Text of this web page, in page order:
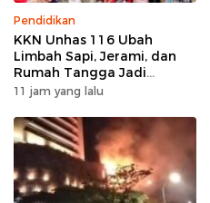
Pendidikan
KKN Unhas 116 Ubah
Limbah Sapi, Jerami, dan
Rumah Tangga Jadi
Kompos di Bonto Tallasa
11 jam yang lalu